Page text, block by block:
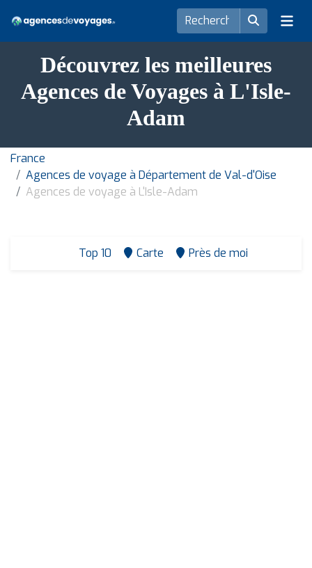
Découvrez les meilleures
Agences de Voyages à L'Isle-
Adam
France
Agences de voyage à Département de Val-d'Oise
Agences de voyage à L'Isle-Adam
Top 10 Carte Près de moi